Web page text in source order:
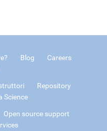
Blog
Careers
Repository
Science
Open source support